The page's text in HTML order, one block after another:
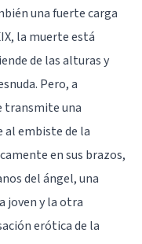
una fuerte carga
la muerte está
de las alturas y
Pero, a
transmite una
al embiste de la
en sus brazos,
del ángel, una
joven y la otra
erótica de la